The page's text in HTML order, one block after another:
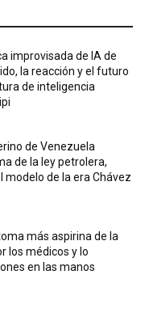
improvisada de IA de
la reacción y el futuro
de inteligencia
de Venezuela
de la ley petrolera,
modelo de la era Chávez
más aspirina de la
los médicos y lo
en las manos